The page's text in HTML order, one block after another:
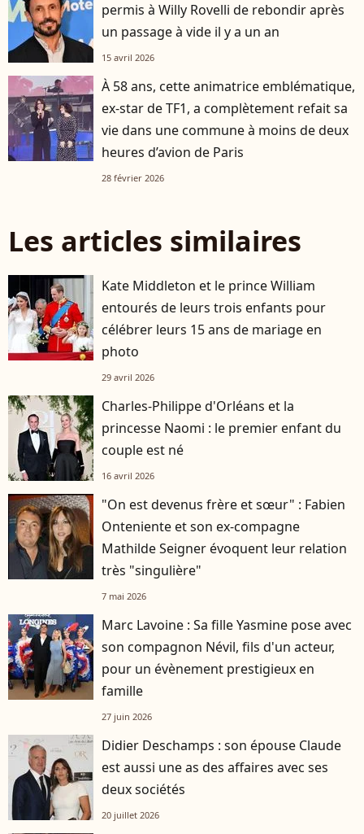
permis à Willy Rovelli de rebondir après
un passage à vide il y a un an
15 avril 2026
À 58 ans, cette animatrice emblématique,
ex-star de TF1, a complètement refait sa
vie dans une commune à moins de deux
heures d’avion de Paris
28 février 2026
Les articles similaires
Kate Middleton et le prince William
entourés de leurs trois enfants pour
célébrer leurs 15 ans de mariage en
photo
29 avril 2026
Charles-Philippe d'Orléans et la
princesse Naomi : le premier enfant du
couple est né
16 avril 2026
"On est devenus frère et sœur" : Fabien
Onteniente et son ex-compagne
Mathilde Seigner évoquent leur relation
très "singulière"
7 mai 2026
Marc Lavoine : Sa fille Yasmine pose avec
son compagnon Névil, fils d'un acteur,
pour un évènement prestigieux en
famille
27 juin 2026
Didier Deschamps : son épouse Claude
est aussi une as des affaires avec ses
deux sociétés
20 juillet 2026